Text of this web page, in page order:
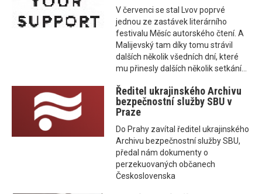
V červenci se stal Lvov poprvé
jednou ze zastávek literárního
festivalu Měsíc autorského čtení. A
Malijevský tam díky tomu strávil
dalších několik všedních dní, které
mu přinesly dalších několik setkání…
Ředitel ukrajinského Archivu
bezpečnostní služby SBU v
Praze
Do Prahy zavítal ředitel ukrajinského
Archivu bezpečnostní služby SBU,
předal nám dokumenty o
perzekuovaných občanech
Československa